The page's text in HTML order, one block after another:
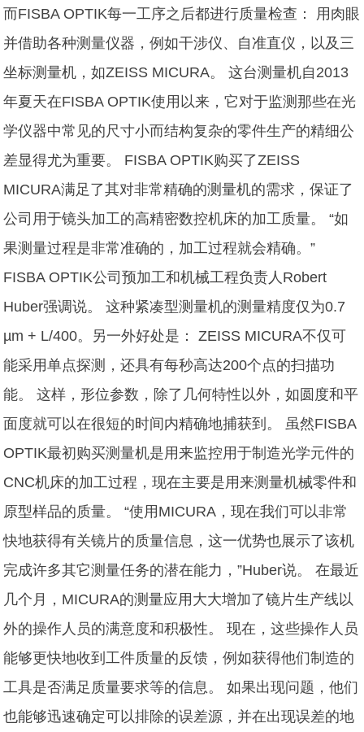
而FISBA OPTIK每一工序之后都进行质量检查： 用肉眼
并借助各种测量仪器，例如干涉仪、自准直仪，以及三
坐标测量机，如ZEISS MICURA。 这台测量机自2013
年夏天在FISBA OPTIK使用以来，它对于监测那些在光
学仪器中常见的尺寸小而结构复杂的零件生产的精细公
差显得尤为重要。 FISBA OPTIK购买了ZEISS
MICURA满足了其对非常精确的测量机的需求，保证了
公司用于镜头加工的高精密数控机床的加工质量。 “如
果测量过程是非常准确的，加工过程就会精确。”
FISBA OPTIK公司预加工和机械工程负责人Robert
Huber强调说。 这种紧凑型测量机的测量精度仅为0.7
µm + L/400。另一外好处是：ZEISS MICURA不仅可
能采用单点探测，还具有每秒高达200个点的扫描功
能。 这样，形位参数，除了几何特性以外，如圆度和平
面度就可以在很短的时间内精确地捕获到。 虽然FISBA
OPTIK最初购买测量机是用来监控用于制造光学元件的
CNC机床的加工过程，现在主要是用来测量机械零件和
原型样品的质量。 “使用MICURA，现在我们可以非常
快地获得有关镜片的质量信息，这一优势也展示了该机
完成许多其它测量任务的潜在能力，”Huber说。 在最近
几个月，MICURA的测量应用大大增加了镜片生产线以
外的操作人员的满意度和积极性。 现在，这些操作人员
能够更快地收到工件质量的反馈，例如获得他们制造的
工具是否满足质量要求等的信息。 如果出现问题，他们
也能够迅速确定可以排除的误差源，并在出现误差的地